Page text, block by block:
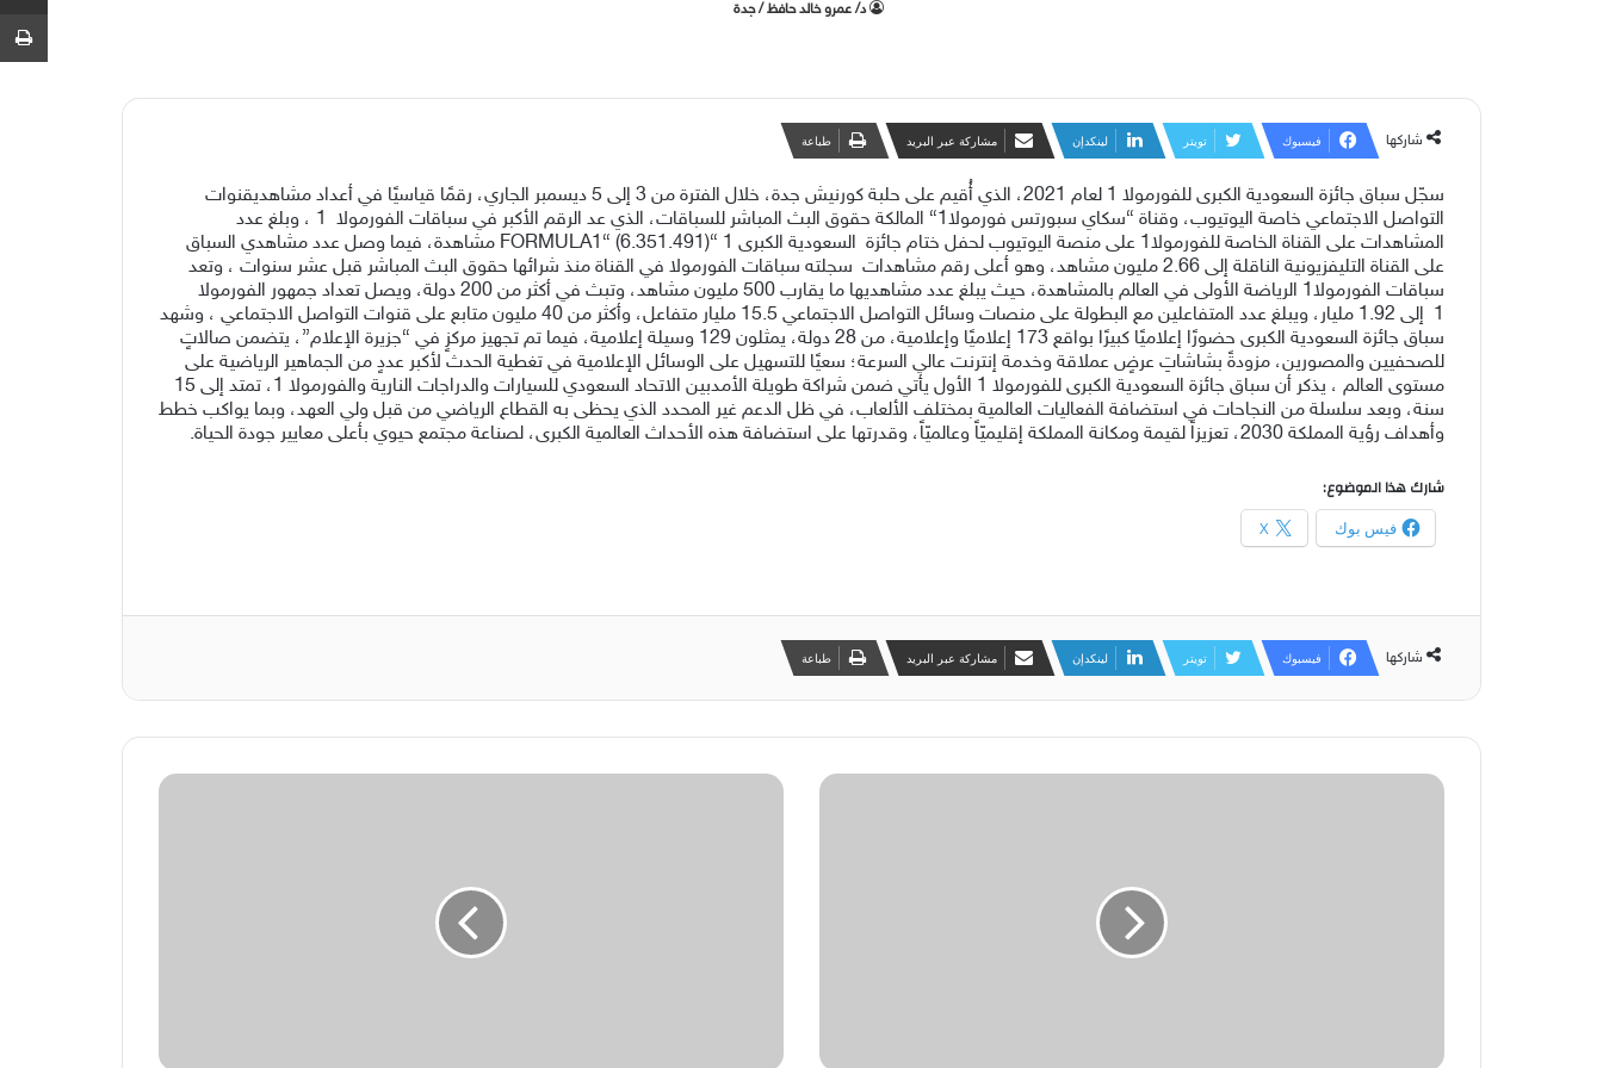
د/ عمرو خالد حافظ / جدة
شاركها فيسبوك تويتر لينكدإن مشاركة عبر البريد طباعة
سجّل سباق جائزة السعودية الكبرى للفورمولا 1 لعام ، الذي أُقيم على حلبة كورنيش جدة، خلال الفترة من إلى ديسمبر الجاري، رقمًا قياسيًا في أعداد مشاهديقنوات
التواصل الاجتماعي خاصة اليوتيوب، وقناة “سكاي سبورتس فورمولا1
“ المالكة حقوق البث المباشر للسباقات، الذي عد الرقم الأكبر في سباقات الفورمولا وبلغ عدد
المشاهدات على القناة الخاصة للفورمولا1 على منصة اليوتيوب لحفل ختام جائزة السعودية الكبرى “
FORMULA1 “ (6.351.491) مشاهدة، فيما وصل عدد مشاهدي السباق
على القناة التليفزيونية الناقلة إلى مليون مشاهد، وهو أعلى رقم مشاهدات سجلته سباقات الفورمولا في القناة منذ شرائها حقوق البث المباشر قبل عشر سنوات ، وتعد
سباقات الفورمولا1 الرياضة الأولى في العالم بالمشاهدة، حيث يبلغ عدد مشاهديها ما يقارب مليون مشاهد، وتبث في أكثر من دولة، ويصل تعداد جمهور الفورمولا
1 إلى مليار، ويبلغ عدد المتفاعلين مع البطولة على منصات وسائل التواصل الاجتماعي مليار متفاعل، وأكثر من مليون متابع على قنوات التواصل الاجتماعي ، وشهد
سباق جائزة السعودية الكبرى حضورًا إعلاميًا كبيرًا بواقع إعلاميًا وإعلامية، من دولة، يمثلون وسيلة إعلامية، فيما تم تجهيز مركزٍ في “جزيرة الإعلام”، يتضمن صالاتٍ
للصحفيين والمصورين، مزودةً بشاشاتِ عرضٍ عملاقة وخدمة إنترنت عالي السرعة؛ سعيًا للتسهيل على الوسائل الإعلامية في تغطية الحدث لأكبر عددٍ من الجماهير الرياضية على
مستوى العالم ، يذكر أن سباق جائزة السعودية الكبرى للفورمولا الأول يأتي ضمن شراكة طويلة الأمدبين الاتحاد السعودي للسيارات والدراجات النارية والفورمولا ، تمتد إلى
سنة، وبعد سلسلة من النجاحات في استضافة الفعاليات العالمية بمختلف الألعاب، في ظل الدعم غير المحدد الذي يحظى به القطاع الرياضي من قبل ولي العهد، وبما يواكب خطط
وأهداف رؤية المملكة ، تعزيزاً لقيمة ومكانة المملكة إقليميّاً وعالميّاً، وقدرتها على استضافة هذه الأحداث العالمية الكبرى، لصناعة مجتمع حيوي بأعلى معايير جودة الحياة.
شارك هذا الموضوع:
فيس بوك X
شاركها فيسبوك تويتر لينكدإن مشاركة عبر البريد طباعة